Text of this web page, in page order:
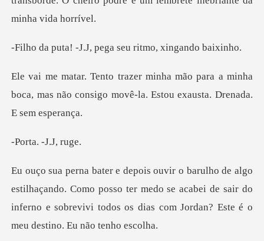
.J, pega seu ritmo
para a minha
boca, mas não consigo movê-l
. -J.J
do. Como posso ter medo se acabei de sair do
inferno e sobrevivi to